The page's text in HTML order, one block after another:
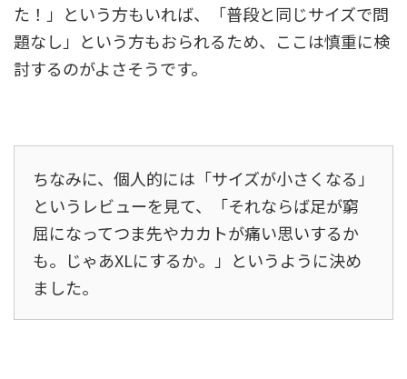
た！」という方もいれば、「普段と同じサイズで問
題なし」という方もおられるため、ここは慎重に検
討するのがよさそうです。
ちなみに、個人的には「サイズが小さくなる」
というレビューを見て、「それならば足が窮
屈になってつま先やカカトが痛い思いするか
も。じゃあXLにするか。」というように決め
ました。